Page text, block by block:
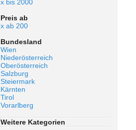
x bis 2000
Preis ab
x ab 200
Bundesland
Wien
Niederösterreich
Oberösterreich
Salzburg
Steiermark
Kärnten
Tirol
Vorarlberg
Weitere Kategorien